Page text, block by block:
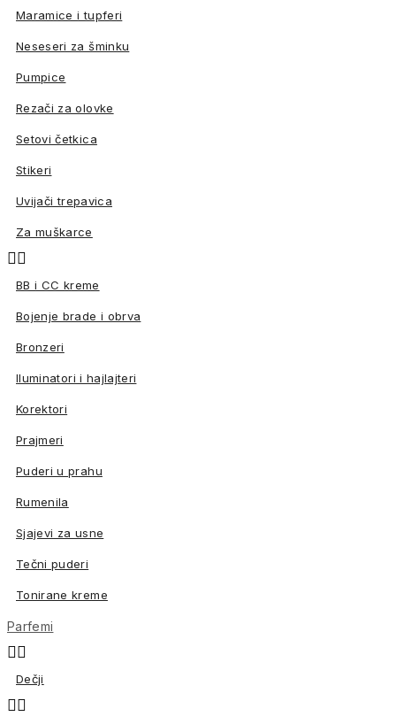
Maramice i tupferi
Neseseri za šminku
Pumpice
Rezači za olovke
Setovi četkica
Stikeri
Uvijači trepavica
Za muškarce

BB i CC kreme
Bojenje brade i obrva
Bronzeri
Iluminatori i hajlajteri
Korektori
Prajmeri
Puderi u prahu
Rumenila
Sjajevi za usne
Tečni puderi
Tonirane kreme
Parfemi

Dečji
